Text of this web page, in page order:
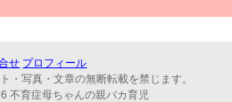
せ プロフィール
・写真・文章の無断転載を禁じます。
不育症母ちゃんの親バカ育児